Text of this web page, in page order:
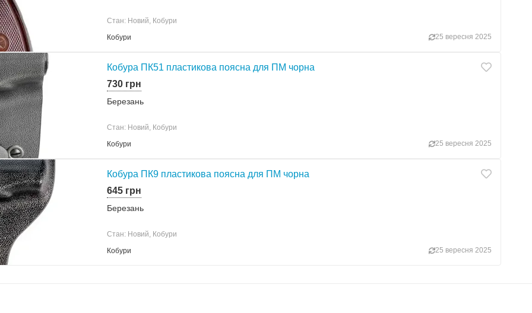
Стан: Новий, Кобури
Кобури
25 вересня 2025
Кобура ПК51 пластикова поясна для ПМ чорна
730 грн
Березань
Стан: Новий, Кобури
Кобури
25 вересня 2025
Кобура ПК9 пластикова поясна для ПМ чорна
645 грн
Березань
Стан: Новий, Кобури
Кобури
25 вересня 2025